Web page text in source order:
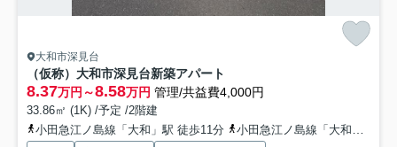
大和市深見台
（仮称）大和市深見台新築アパート
8.37万円～8.58万円 管理/共益費4,000円
33.86㎡ (1K) /予定 /2階建
小田急江ノ島線「大和」駅 徒歩11分
小田急江ノ島線「大和」駅 徒歩13分